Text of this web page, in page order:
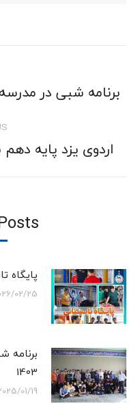
Post
navigation
اردوی یزد پایه دهم سال
برنامه شبی در مدرسه
پایگاه
02/25
1403
01/19